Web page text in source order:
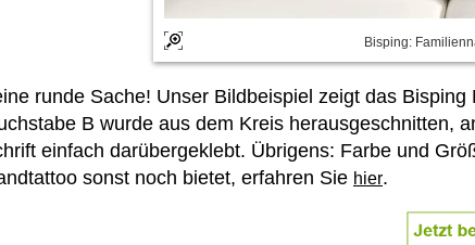
Bisping:
runde Sache! Unser Bildbeispiel zeigt das
B wurde aus dem Kreis herausgeschnitten,
einfach darübergeklebt. Übrigens: Farbe und
sonst noch bietet, erfahren Sie hier.